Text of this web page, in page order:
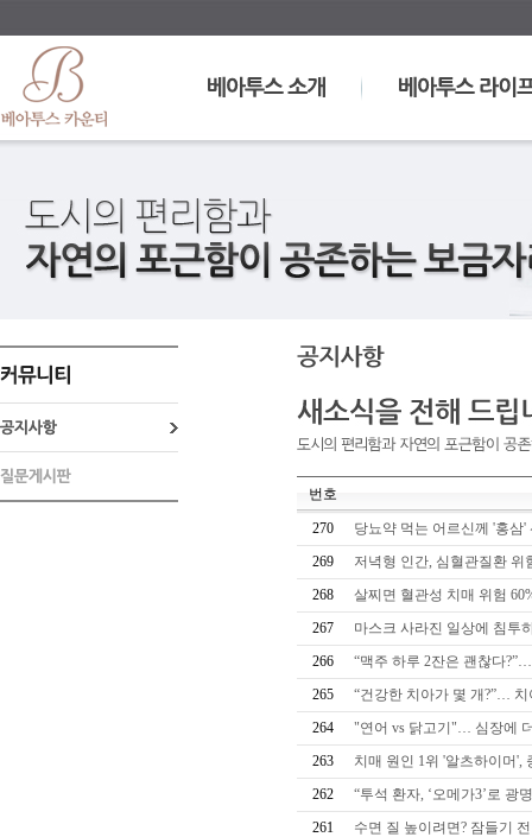
번호
270
당뇨약 먹는 어르신께 '홍삼
269
저녁형 인간, 심혈관질환 위
268
살찌면 혈관성 치매 위험
267
마스크 사라진 일상에 침투
266
“맥주 하루 2잔은 괜찮다
265
“건강한 치아가 몇 개?”…
264
"연어 vs 닭고기"… 심장에
263
치매 원인 1위 '알츠하이머',
262
“투석 환자, ‘오메가3’로 광
261
수면 질 높이려면? 잠들기